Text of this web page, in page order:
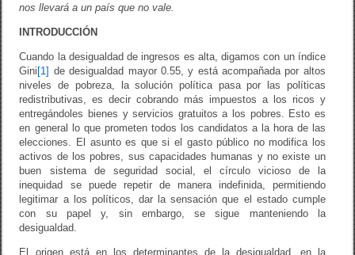
nos llevará a un país que no vale.
INTRODUCCIÓN
Cuando la desigualdad de ingresos es alta, digamos con un índice
Gini[1] de desigualdad mayor 0.55, y está acompañada por altos
niveles de pobreza, la solución política pasa por las políticas
redistributivas, es decir cobrando más impuestos a los ricos y
entregándoles bienes y servicios gratuitos a los pobres. Esto es
en general lo que prometen todos los candidatos a la hora de las
elecciones. El asunto es que si el gasto público no modifica los
activos de los pobres, sus capacidades humanas y no existe un
buen sistema de seguridad social, el círculo vicioso de la
inequidad se puede repetir de manera indefinida, permitiendo
legitimar a los políticos, dar la sensación que el estado cumple
con su papel y, sin embargo, se sigue manteniendo la
desigualdad.
El origen está en los determinantes de la desigualdad, en la